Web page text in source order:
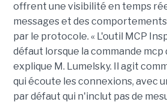
offrent une visibilité en temps
messages et des
par le protocole. « L'outil MCP
défaut lorsque la commande mcp
explique M. Lumelsky. Il agit
qui écoute les connexions, avec
par défaut qui n'inclut pas de